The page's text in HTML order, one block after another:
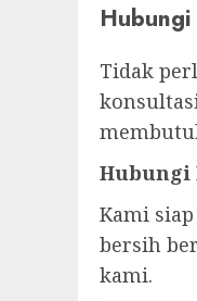
Tidak
Hubungi
Kami
bersih
kami.